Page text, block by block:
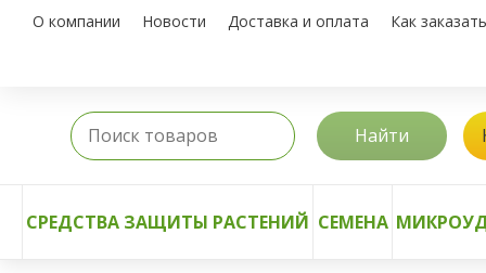
О компании Новости Доставка и оплата Как заказать
Найти
СРЕДСТВА ЗАЩИТЫ РАСТЕНИЙ СЕМЕНА